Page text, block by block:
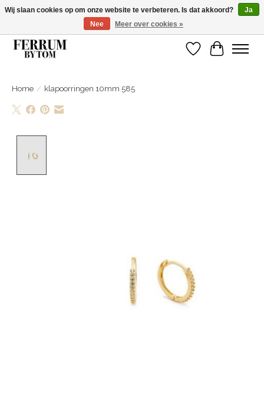
Wij zijn gelsoten van 14 tm 18 februari
Verlanglijst
Home / klapoorringen 10mm 585
Wij slaan cookies op om onze website te verbeteren. Is dat akkoord?
Ja
Nee
Meer over cookies »